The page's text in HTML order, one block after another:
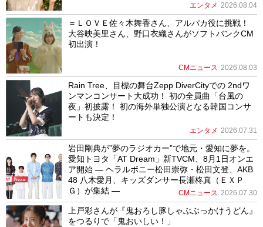
エンタメ 2026.08.04
＝ＬＯＶＥ佐々木舞香さん、アルパカ役に挑戦！
大谷映美里さん、野口衣織さんがソフトバンクCM
初出演！
CMニュース 2026.08.03
Rain Tree、目標の舞台Zepp DiverCityでの 2ndワ
ンマンコンサート大成功！ 初の全員曲「台風の
夜」初披露！ 初の海外単独公演となる韓国コンサ
ートも決定！
エンタメ 2026.07.31
岩田剛典が”夢のラジオカー”で地元・愛知に夢を。
愛知トヨタ「AT Dream」新TVCM、8月1日オンエ
ア開始 ― ヘラルボニー松田崇弥・松田文登、AKB
48 八木愛月、キッズダンサー長瀬柊真（ＥＸＰ
Ｇ）が集結 ―
CMニュース 2026.07.30
上戸彩さんが『鬼おろし豚しゃぶぶっかけうどん』
をつるりで「鬼おいしい！」